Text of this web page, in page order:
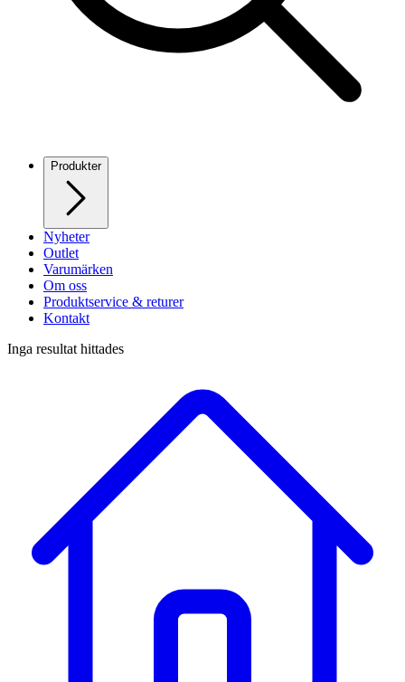
Produkter
Nyheter
Outlet
Varumärken
Om oss
Produktservice & returer
Kontakt
Inga resultat hittades